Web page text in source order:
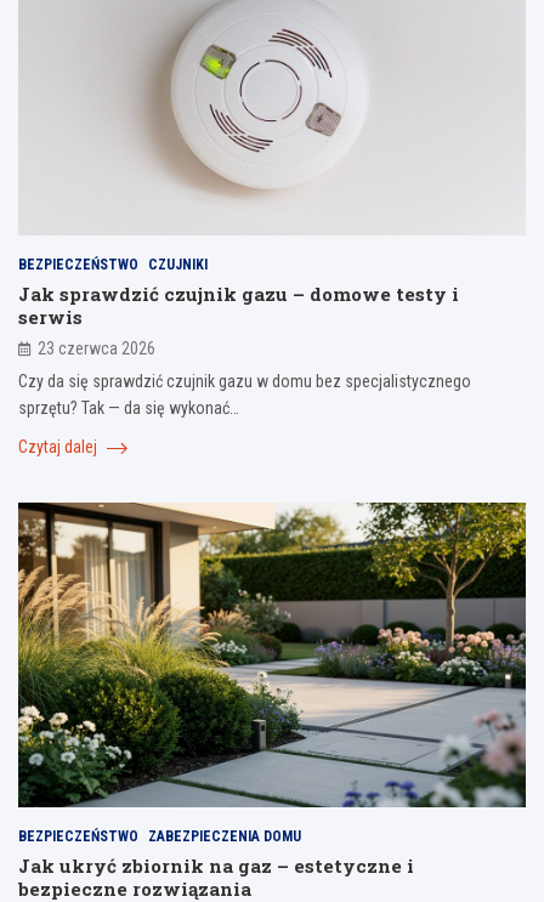
BEZPIECZEŃSTWO CZUJNIKI
Jak sprawdzić czujnik gazu – domowe testy i
serwis
23 czerwca 2026
Czy da się sprawdzić czujnik gazu w domu bez specjalistycznego
sprzętu? Tak — da się wykonać…
Czytaj dalej
BEZPIECZEŃSTWO ZABEZPIECZENIA DOMU
Jak ukryć zbiornik na gaz – estetyczne i
bezpieczne rozwiązania